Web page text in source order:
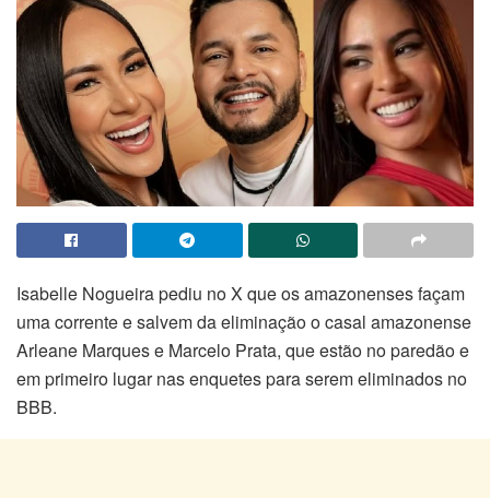
Isabelle Nogueira pediu no X que os amazonenses façam
uma corrente e salvem da eliminação o casal amazonense
Arleane Marques e Marcelo Prata, que estão no paredão e
em primeiro lugar nas enquetes para serem eliminados no
BBB.